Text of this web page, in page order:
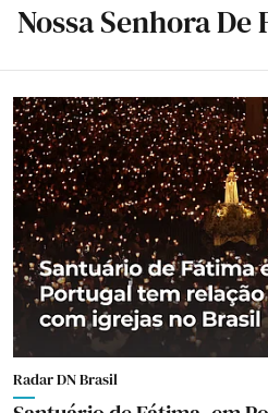
Nossa Senhora De
Radar DN Brasil